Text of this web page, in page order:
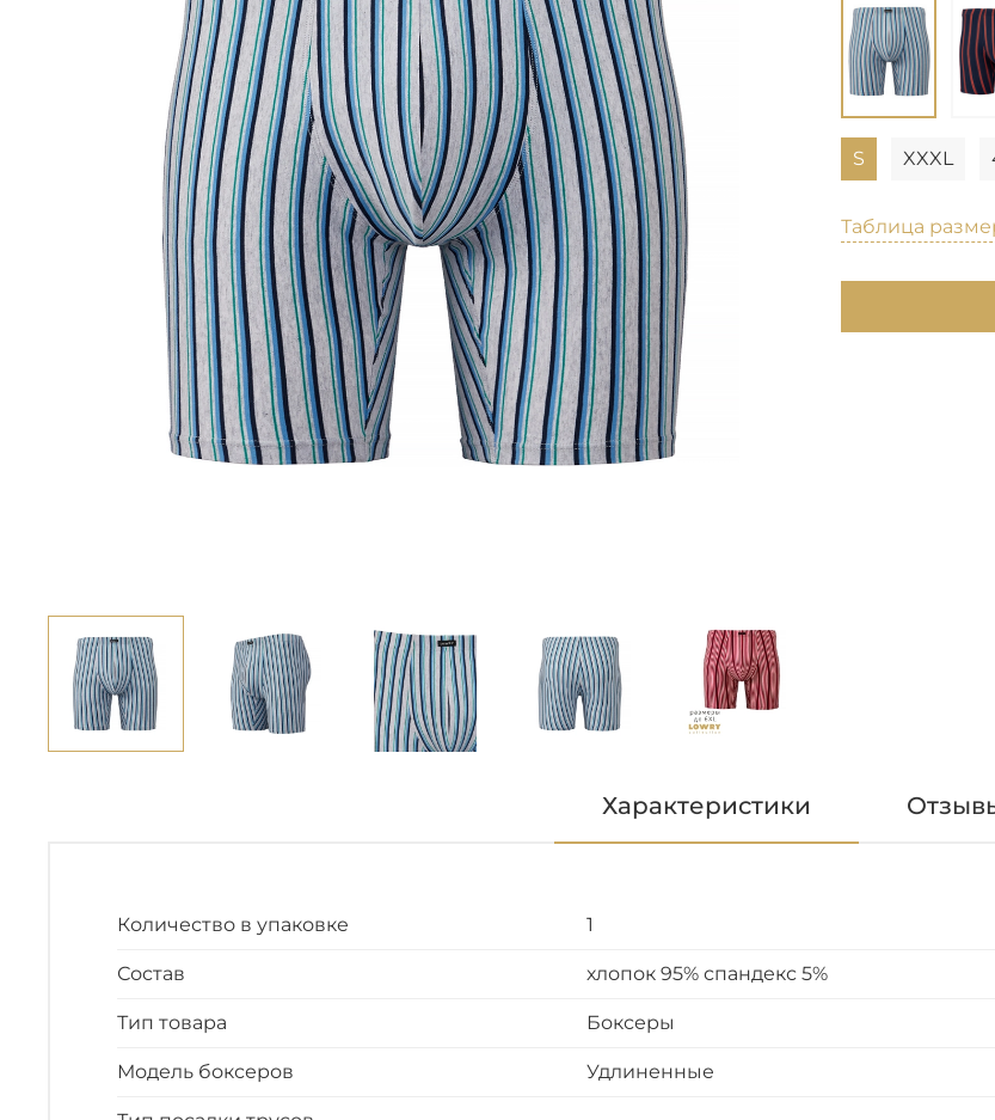
Таблица
S XXXL
Характеристики
Количество в упаковке 1
Состав хлопок 95% спандекс 5%
Тип товара Боксеры
Модель боксеров Удлиненные